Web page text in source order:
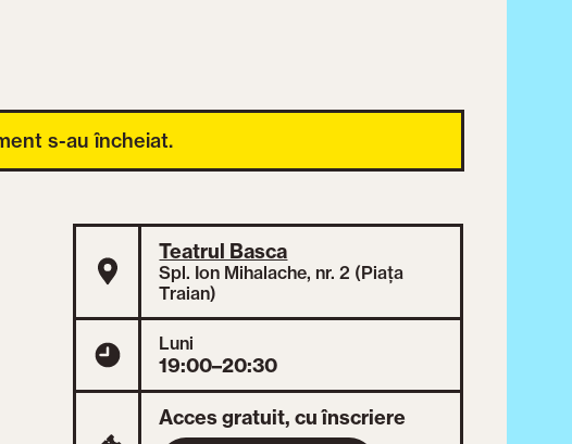
s-au încheiat.
Teatrul Basca
Spl. Ion Mihalache, nr. 2 (Piața
Traian)
Luni
19:00–20:30
Acces gratuit, cu înscriere